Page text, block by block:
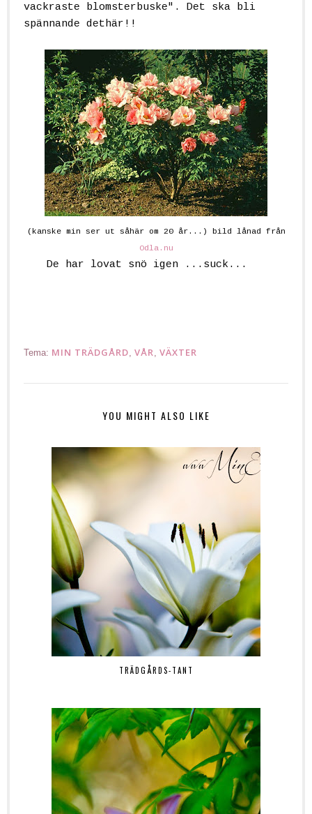
vackraste blomsterbuske". Det ska bli
spännande dethär!!
(kanske min ser ut såhär om 20år...) bild lånad från
Odla.nu
De har lovat snö igen ...suck...
Tema: MIN TRÄDGÅRD VÅR VÄXTER
YOU MIGHT ALSO LIKE
TRÄDGÅRDS-TANT